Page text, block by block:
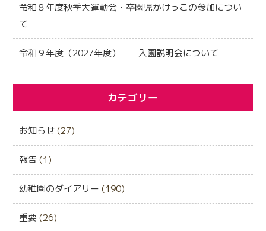
令和８年度秋季大運動会・卒園児かけっこの参加につい
て
令和９年度（2027年度） 入園説明会について
カテゴリー
お知らせ(27)
報告 (1)
幼稚園のダイアリー (190)
重要 (26)